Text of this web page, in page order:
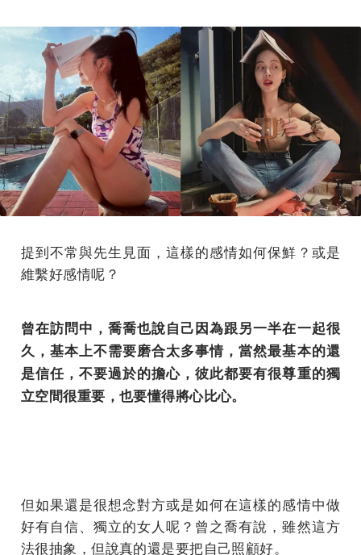
提到不常與先生見面，這樣的感情如何保鮮？或是
維繫好感情呢？
曾在訪問中，喬喬也說自己因為跟另一半在一起很
久，基本上不需要磨合太多事情，當然最基本的還
是信任，不要過於的擔心，彼此都要有很尊重的獨
立空間很重要，也要懂得將心比心。
但如果還是很想念對方或是如何在這樣的感情中做
好有自信、獨立的女人呢？曾之喬有說，雖然這方
法很抽象，但說真的還是要把自己照顧好。